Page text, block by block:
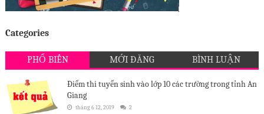
Categories
PHỔ BIẾN MỚI ĐĂNG BÌNH LUẬN
Điểm thi tuyển sinh vào lớp 10 các trường trong tỉnh An
Giang
tháng 6 12, 2019 2